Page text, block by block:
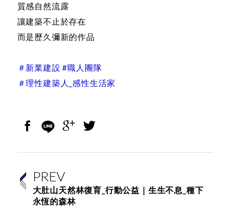
質感自然流露
讓建築不止於存在
而是歷久彌新的作品
＃新業建設 #職人團隊
＃理性建築人_感性生活家
PREV
大肚山天然林復育_行動公益｜生生不息_種下
永恆的森林